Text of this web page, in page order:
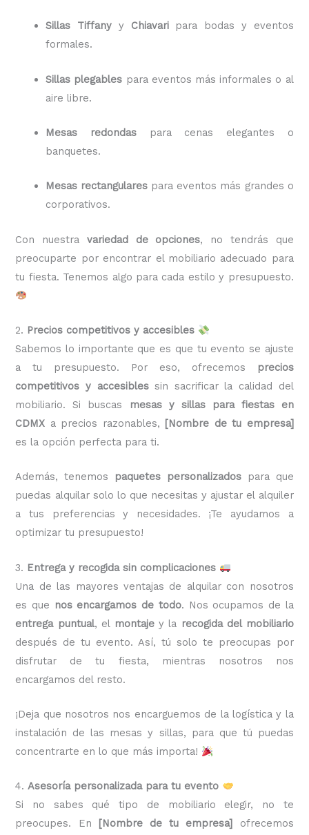
Sillas Tiffanyy Chiavaripara bodas y eventos
formales.
Sillas plegables para eventos más informales o al
aire libre.
Mesas redondaspara cenas elegantes o
banquetes.
Mesas rectangulares para eventos más grandes o
corporativos.
Con nuestra variedad de opciones, no tendrás que
preocuparte por encontrar el mobiliario adecuado para
tu fiesta. Tenemos algo para cada estilo y presupuesto.
2. Precios competitivos y accesibles
Sabemos lo importante que es que tu evento se ajuste
a tu presupuesto. Por eso, ofrecemos
precios
competitivos y accesiblessin sacrificar la calidad del
mobiliario. Si buscas
mesas y sillas para fiestas en
CDMX a precios razonables, [Nombre de tu empresa]
es la opción perfecta para ti.
Además, tenemos paquetes personalizadospara que
puedas alquilar solo lo que necesitas y ajustar el alquiler
a tus preferencias y necesidades. ¡Te ayudamos a
optimizar tu presupuesto!
3. Entrega y recogida sin complicaciones
Una de las mayores ventajas de alquilar con nosotros
es que nos encargamos de todo. Nos ocupamos de la
entrega puntual, el montajey la recogida del mobiliario
después de tu evento. Así, tú solo te preocupas por
disfrutar de tu fiesta, mientras nosotros nos
encargamos del resto.
¡Deja que nosotros nos encarguemos de la logística y la
instalación de las mesas y sillas, para que tú puedas
concentrarte en lo que más importa!
4.Asesoría personalizada para tu evento
Si no sabes qué tipo de mobiliario elegir, no te
preocupes. En
[Nombre de tu empresa]
ofrecemos